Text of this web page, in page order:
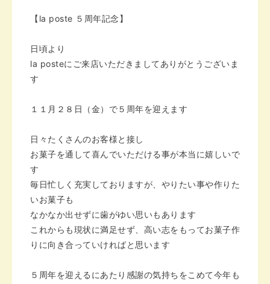
【la poste ５周年記念】
日頃より
la posteにご来店いただきまして ありがとうございま
す
１１月２８日（金）で５周年を迎えます
日々たくさんのお客様と接し
お菓子を通して喜んでいただける事が本当に嬉しいで
す
毎日忙しく充実しておりますが、 やりたい事や作りた
いお菓子も
なかなか出せずに歯がゆい思いもあります
これからも現状に満足せず、高い志をもってお菓子作
りに向き合っていければと思います
５周年を迎えるにあたり感謝の気持ちをこめて今年も